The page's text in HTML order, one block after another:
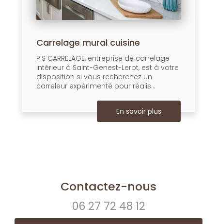
Carrelage mural cuisine
P.S CARRELAGE, entreprise de carrelage
intérieur à Saint-Genest-Lerpt, est à votre
disposition si vous recherchez un
carreleur expérimenté pour réalis...
En savoir plus
Contactez-nous
06 27 72 48 12